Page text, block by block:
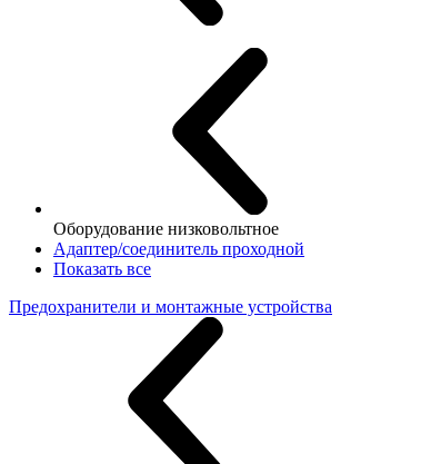
Оборудование низковольтное
Адаптер/соединитель проходной
Показать все
Предохранители и монтажные устройства